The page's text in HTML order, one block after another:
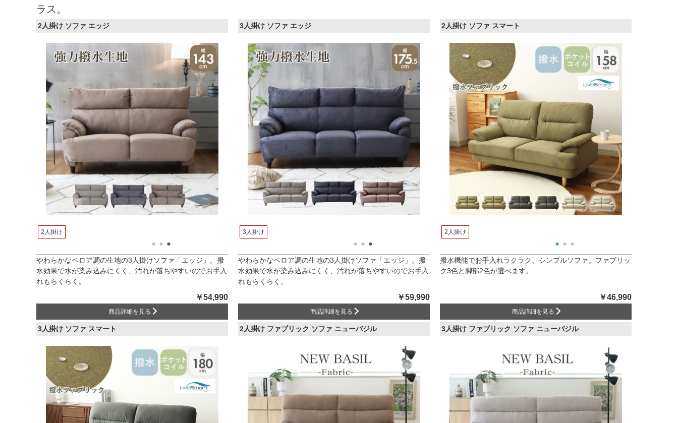
ラス。
2人掛け ソファ エッジ
2人掛け
やわらかなベロア調の生地の3人掛けソファ「エッジ」。撥
水効果で水が染み込みにくく、汚れが落ちやすいのでお手入
れもらくらく。
￥54,990
商品詳細を見る
3人掛け ソファ エッジ
3人掛け
やわらかなベロア調の生地の3人掛けソファ「エッジ」。撥
水効果で水が染み込みにくく、汚れが落ちやすいのでお手入
れもらくらく。
￥59,990
商品詳細を見る
2人掛け ソファ スマート
2人掛け
撥水機能でお手入れラクラク、シンプルソファ。ファブリッ
ク3色と脚部2色が選べます。
￥46,990
商品詳細を見る
3人掛け ソファ スマート 2人掛け ファブリック ソファ ニューバジル 3人掛け ファブリック ソファ ニューバジル